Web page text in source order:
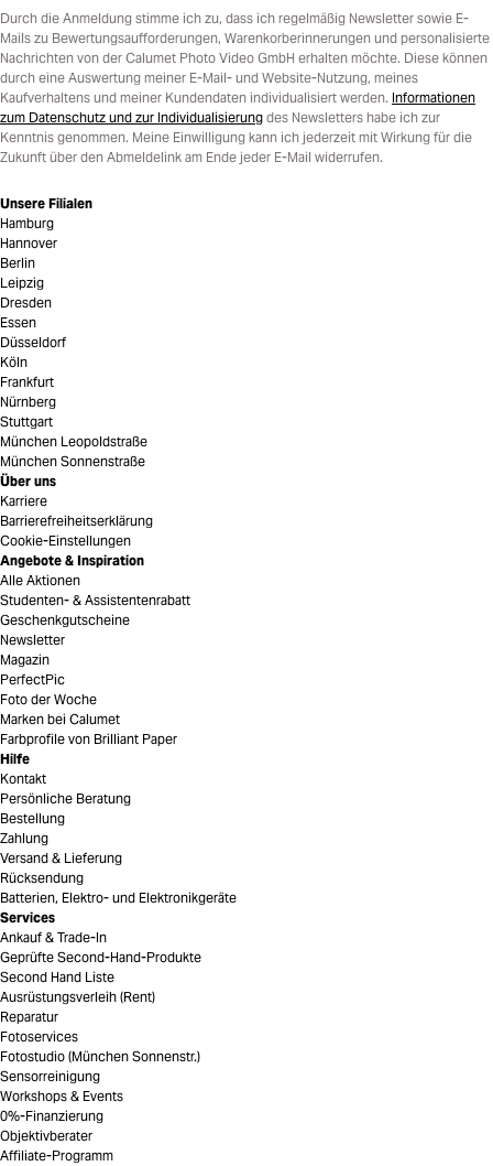
Durch die Anmeldung stimme ich zu, dass ich regelmäßig Newsletter sowie E-
Mails zu Bewertungsaufforderungen, Warenkorberinnerungen und personalisierte
Nachrichten von der Calumet Photo Video GmbH erhalten möchte. Diese können
durch eine Auswertung meiner E-Mail- und Website-Nutzung, meines
Kaufverhaltens und meiner Kundendaten individualisiert werden. Informationen
zum Datenschutz und zur Individualisierung des Newsletters habe ich zur
Kenntnis genommen. Meine Einwilligung kann ich jederzeit mit Wirkung für die
Zukunft über den Abmeldelink am Ende jeder E-Mail widerrufen.
Unsere Filialen
Hamburg
Hannover
Berlin
Leipzig
Dresden
Essen
Düsseldorf
Köln
Frankfurt
Nürnberg
Stuttgart
München Leopoldstraße
München Sonnenstraße
Über uns
Karriere
Barrierefreiheitserklärung
Cookie-Einstellungen
Angebote & Inspiration
Alle Aktionen
Studenten- & Assistentenrabatt
Geschenkgutscheine
Newsletter
Magazin
PerfectPic
Foto der Woche
Marken bei Calumet
Farbprofile von Brilliant Paper
Hilfe
Kontakt
Persönliche Beratung
Bestellung
Zahlung
Versand & Lieferung
Rücksendung
Batterien, Elektro- und Elektronikgeräte
Services
Ankauf & Trade-In
Geprüfte Second-Hand-Produkte
Second Hand Liste
Ausrüstungsverleih (Rent)
Reparatur
Fotoservices
Fotostudio (München Sonnenstr.)
Sensorreinigung
Workshops & Events
0%-Finanzierung
Objektivberater
Affiliate-Programm